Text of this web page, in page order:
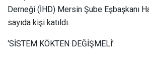
Derneği (İHD) Mersin Şube Eşbaşkanı
sayıda kişi katıldı.
‘SİSTEM KÖKTEN DEĞİŞMELİ’